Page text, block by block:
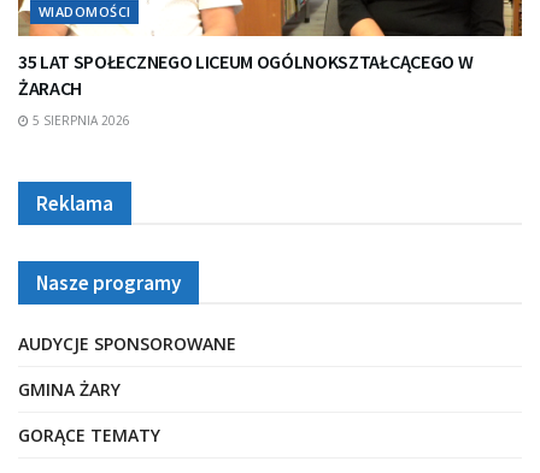
WIADOMOŚCI
35 LAT SPOŁECZNEGO LICEUM OGÓLNOKSZTAŁCĄCEGO W
ŻARACH
5 SIERPNIA 2026
Reklama
Nasze programy
AUDYCJE SPONSOROWANE
GMINA ŻARY
GORĄCE TEMATY